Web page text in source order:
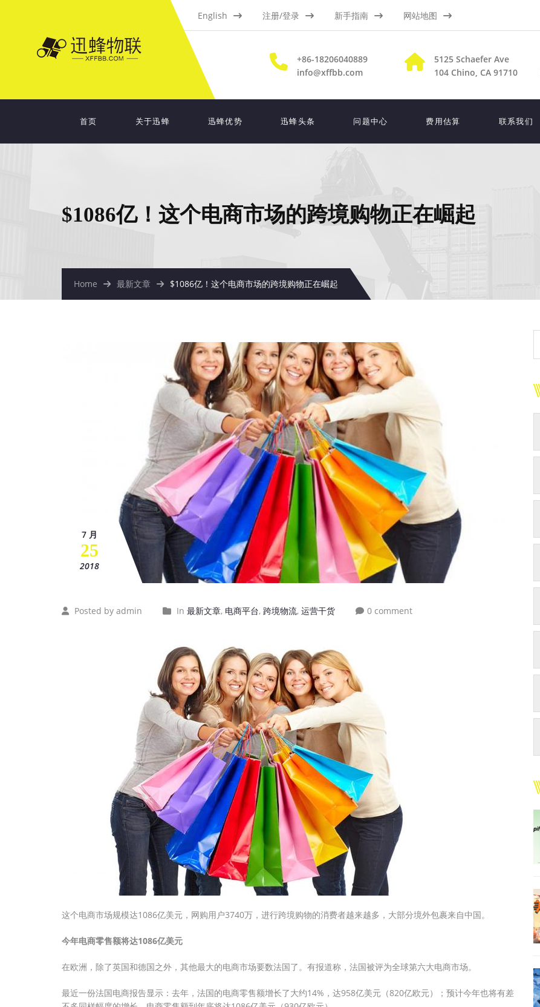
English 注册/登录 新手指南 网站地图
+86-18206040889
info@xffbb.com
5125 Schaefer Ave
104 Chino, CA 91710
首页 关于迅蜂 迅蜂优势 迅蜂头条 问题中心 费用估算 联系我们
$1086亿！这个电商市场的跨境购物正在崛起
Home 最新文章 $1086亿！这个电商市场的跨境购物正在崛起
7 月
25
2018
Posted by admin In 最新文章, 电商平台, 跨境物流, 运营干货 0 comment
这个电商市场规模达1086亿美元，网购用户3740万，进行跨境购物的消费者越来越多，大部分境外包裹来自中国。
今年电商零售额将达1086亿美元
在欧洲，除了英国和德国之外，其他最大的电商市场要数法国了。有报道称，法国被评为全球第六大电商市场。
最近一份法国电商报告显示：去年，法国的电商零售额增长了大约14%，达958亿美元（820亿欧元）；预计今年也将有差